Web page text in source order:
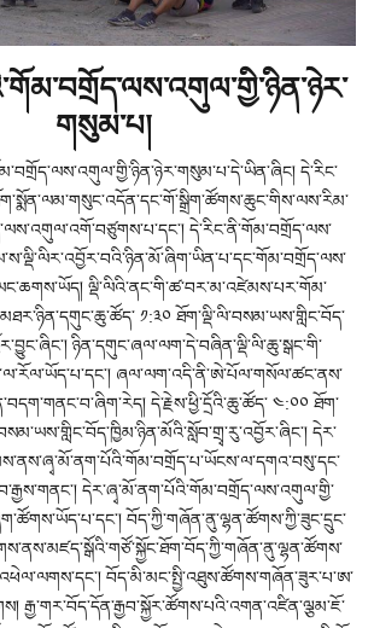
གསུམ་པ།
དེ་རིང་
དེ་རིང་ནི་གོམ་བགྲོད་ལས་
ལྡི་ལིའི་ནང་གི་ཚ་བར་མ་འཛེམས་པར་གོམ་
༡:༣༠ ཐོག་ལྡི་ལི་བསམ་ཡས་གླིང་བོད་
ཉིན་དགུང་ཞལ་ལག་དེ་བཞིན་ལྡི་ལི་ཆུ་སྒང་གི་
ཞལ་ལག་འདི་ནི་ཨེ་པོལ་གསོལ་ཚང་ནས་
དེ་རྗེས་ཕྱི་དྲོའི་ཆུ་ཚོད་ ༤:༠༠ ཐོག་
དེར་
དེར་ཞྭ་མོ་ནག་པོའི་གོམ་བགྲོད་ལས་འགུལ་གྱི་
བོད་ཀྱི་གཞོན་ནུ་ལྷན་ཚོགས་ཀྱི་ཟུང་དྲུང་
བོད་མི་མང་སྤྱི་འཐུས་ཚོགས་གཞོན་ཟུར་པ་ཨ་
རྒྱ་གར་བོད་དོན་རྒྱབ་སྐྱོར་ཚོགས་པའི་འགན་འཛིན་ལྕམ་ཇོ་